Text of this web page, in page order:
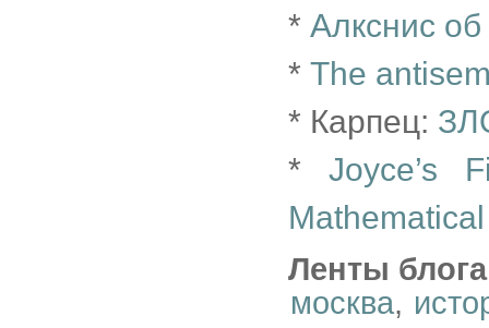
* Алкснис
* The
* Карпец:
* Joyce’s
Ленты
москва,